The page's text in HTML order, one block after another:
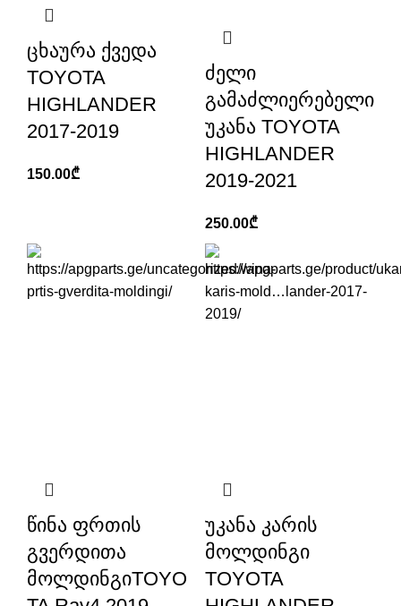
ცხაურა ქვედა
TOYOTA
HIGHLANDER
2017-2019
150.00₾
ძელი
გამაძლიერებელი
უკანა TOYOTA
HIGHLANDER
2019-2021
250.00₾
წინა ფრთის
გვერდითა
მოლდინგიTOYO
უკანა კარის
მოლდინგი
TOYOTA